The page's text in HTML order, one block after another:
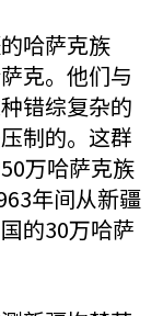
哈萨克族
克。他们与
错综复杂的
制的。这群
万哈萨克族
年间从新疆
的30万哈萨